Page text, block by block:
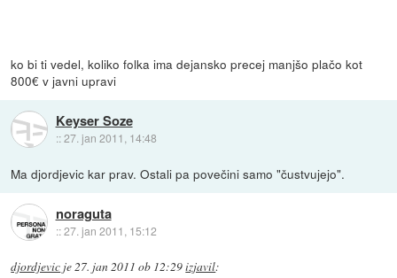
ko bi ti vedel, koliko folka ima dejansko precej manjšo plačo kot
800€ v javni upravi
Keyser Soze
::27. jan 2011, 14:48
Ma djordjevic kar prav. Ostali pa povečini samo "čustvujejo".
noraguta
::27. jan 2011, 15:12
djordjevic je27. jan 2011 ob 12:29izjavil: